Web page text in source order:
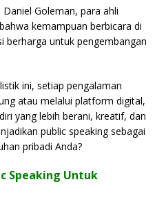
Daniel Goleman, para ahli
kemampuan berbicara di
berharga untuk pengembangan
ini, setiap pengalaman
atau melalui platform digital,
yang lebih berani, kreatif, dan
public speaking sebagai
pribadi Anda?
Speaking Untuk